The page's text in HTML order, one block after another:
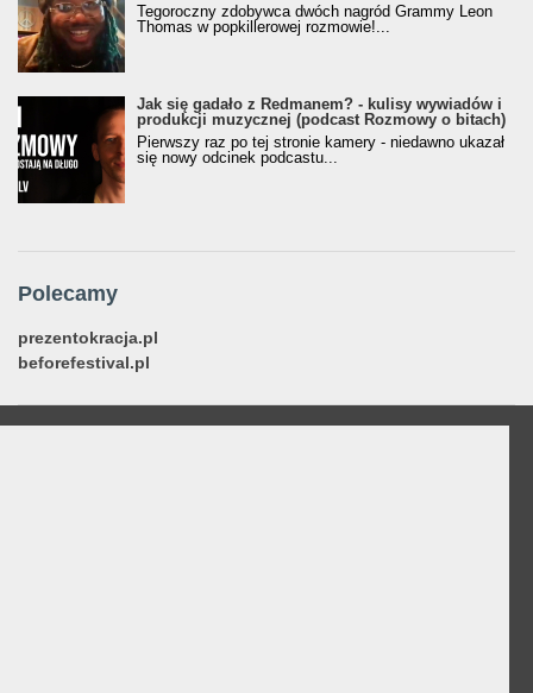
Tegoroczny zdobywca dwóch nagród Grammy Leon
Thomas w popkillerowej rozmowie!...
Jak się gadało z Redmanem? - kulisy wywiadów i
produkcji muzycznej (podcast Rozmowy o bitach)
Pierwszy raz po tej stronie kamery - niedawno ukazał
się nowy odcinek podcastu...
Polecamy
prezentokracja.pl
beforefestival.pl